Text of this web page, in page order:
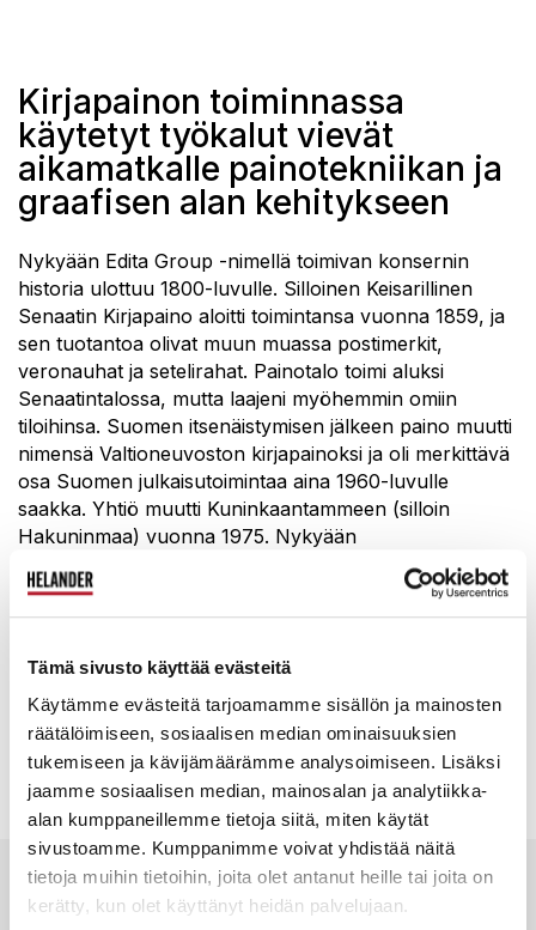
Tämä sivusto käyttää evästeitä
Käytämme evästeitä tarjoamamme sisällön ja mainosten
räätälöimiseen, sosiaalisen median ominaisuuksien
tukemiseen ja kävijämäärämme analysoimiseen. Lisäksi
jaamme sosiaalisen median, mainosalan ja analytiikka-
alan kumppaneillemme tietoja siitä, miten käytät
sivustoamme. Kumppanimme voivat yhdistää näitä
tietoja muihin tietoihin, joita olet antanut heille tai joita on
kerätty, kun olet käyttänyt heidän palvelujaan.
Kirjapainon toiminnassa
käytetyt työkalut vievät
aikamatkalle painotekniikan ja
graafisen alan kehitykseen
Nykyään Edita Group -nimellä toimivan konsernin
historia ulottuu 1800-luvulle. Silloinen Keisarillinen
Senaatin Kirjapaino aloitti toimintansa vuonna 1859, ja
sen tuotantoa olivat muun muassa postimerkit,
veronauhat ja setelirahat. Painotalo toimi aluksi
Senaatintalossa, mutta laajeni myöhemmin omiin
tiloihinsa. Suomen itsenäistymisen jälkeen paino muutti
nimensä Valtioneuvoston kirjapainoksi ja oli merkittävä
osa Suomen julkaisutoimintaa aina 1960-luvulle
saakka. Yhtiö muutti Kuninkaantammeen (silloin
Hakuninmaa) vuonna 1975. Nykyään
Kuninkaantammen kiinteistössä toimii Edita Groupin
tytäryhtiön Edita
Priman tuotantolaitos. Konsernin pääkonttori sijaitsee
Selaile huutokaupan luetteloa tästä.
Saapumisohjeet Edita Groupin